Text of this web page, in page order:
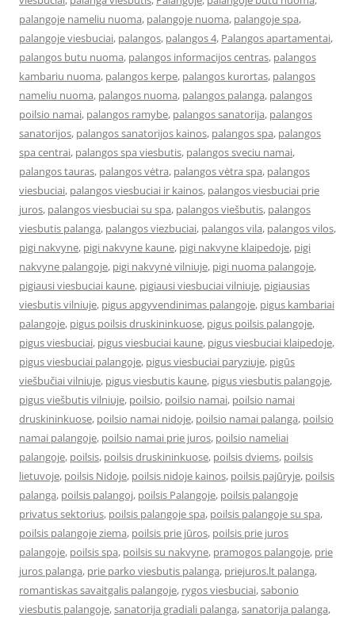
palangoje nameliu nuoma, palangoje nuoma, palangoje spa,
palangoje viesbuciai, palangos, palangos 4, Palangos apartamentai,
palangos butu nuoma, palangos informacijos centras, palangos
kambariu nuoma, palangos kerpe, palangos kurortas, palangos
nameliu nuoma, palangos nuoma, palangos palanga, palangos
poilsio namai, palangos ramybe, palangos sanatorija, palangos
sanatorijos, palangos sanatorijos kainos, palangos spa, palangos
spa centrai, palangos spa viesbutis, palangos sveciu namai,
palangos tauras, palangos vėtra, palangos vėtra spa, palangos
viesbuciai, palangos viesbuciai ir kainos, palangos viesbuciai prie
juros, palangos viesbuciai su spa, palangos viešbutis, palangos
viesbutis palanga, palangos viezbuciai, palangos vila, palangos vilos,
pigi nakvyne, pigi nakvyne kaune, pigi nakvyne klaipedoje, pigi
nakvyne palangoje, pigi nakvynė vilniuje, pigi nuoma palangoje,
pigiausi viesbuciai kaune, pigiausi viesbuciai vilniuje, pigiausias
viesbutis vilniuje, pigus apgyvendinimas palangoje, pigus kambariai
palangoje, pigus poilsis druskininkuose, pigus poilsis palangoje,
pigus viesbuciai, pigus viesbuciai kaune, pigus viesbuciai klaipedoje,
pigus viesbuciai palangoje, pigus viesbuciai paryziuje, pigūs
viešbučiai vilniuje, pigus viesbutis kaune, pigus viesbutis palangoje,
pigus viešbutis vilniuje, poilsio, poilsio namai, poilsio namai
druskininkuose, poilsio namai nidoje, poilsio namai palanga, poilsio
namai palangoje, poilsio namai prie juros, poilsio nameliai
palangoje, poilsis, poilsis druskininkuose, poilsis dviems, poilsis
lietuvoje, poilsis Nidoje, poilsis nidoje kainos, poilsis pajūryje, poilsis
palanga, poilsis palangoj, poilsis Palangoje, poilsis palangoje
privatus sektorius, poilsis palangoje spa, poilsis palangoje su spa,
poilsis palangoje ziema, poilsis prie jūros, poilsis prie juros
palangoje, poilsis spa, poilsis su nakvyne, pramogos palangoje, prie
juros palanga, prie parko viesbutis palanga, priejuros.lt palanga,
romantiskas savaitgalis palangoje, rygos viesbuciai,sabonio
viesbutis palangoje,sanatorija gradiali palanga,sanatorija palanga,